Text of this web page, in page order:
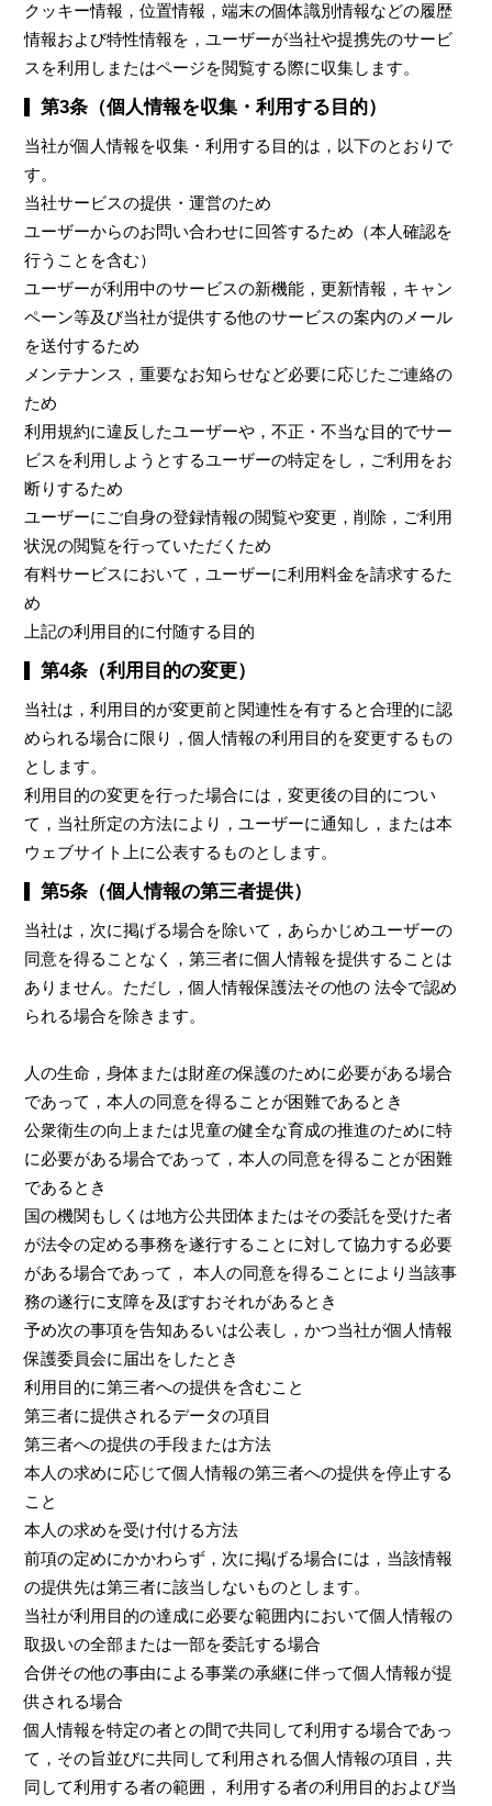
クッキー情報，位置情報，端末の個体識別情報などの履歴
情報および特性情報を，ユーザーが当社や提携先のサービ
スを利用しまたはページを閲覧する際に収集します。
第3条（個人情報を収集・利用する目的）
当社が個人情報を収集・利用する目的は，以下のとおりで
す。
当社サービスの提供・運営のため
ユーザーからのお問い合わせに回答するため（本人確認を
行うことを含む）
ユーザーが利用中のサービスの新機能，更新情報，キャン
ペーン等及び当社が提供する他のサービスの案内のメール
を送付するため
メンテナンス，重要なお知らせなど必要に応じたご連絡の
ため
利用規約に違反したユーザーや，不正・不当な目的でサー
ビスを利用しようとするユーザーの特定をし，ご利用をお
断りするため
ユーザーにご自身の登録情報の閲覧や変更，削除，ご利用
状況の閲覧を行っていただくため
有料サービスにおいて，ユーザーに利用料金を請求するた
め
上記の利用目的に付随する目的
第4条（利用目的の変更）
当社は，利用目的が変更前と関連性を有すると合理的に認
められる場合に限り，個人情報の利用目的を変更するもの
とします。
利用目的の変更を行った場合には，変更後の目的につい
て，当社所定の方法により，ユーザーに通知し，または本
ウェブサイト上に公表するものとします。
第5条（個人情報の第三者提供）
当社は，次に掲げる場合を除いて，あらかじめユーザーの
同意を得ることなく，第三者に個人情報を提供することは
ありません。ただし，個人情報保護法その他の 法令で認め
られる場合を除きます。
人の生命，身体または財産の保護のために必要がある場合
であって，本人の同意を得ることが困難であるとき
公衆衛生の向上または児童の健全な育成の推進のために特
に必要がある場合であって，本人の同意を得ることが困難
であるとき
国の機関もしくは地方公共団体またはその委託を受けた者
が法令の定める事務を遂行することに対して協力する必要
がある場合であって， 本人の同意を得ることにより当該事
務の遂行に支障を及ぼすおそれがあるとき
予め次の事項を告知あるいは公表し，かつ当社が個人情報
保護委員会に届出をしたとき
利用目的に第三者への提供を含むこと
第三者に提供されるデータの項目
第三者への提供の手段または方法
本人の求めに応じて個人情報の第三者への提供を停止する
こと
本人の求めを受け付ける方法
前項の定めにかかわらず，次に掲げる場合には，当該情報
の提供先は第三者に該当しないものとします。
当社が利用目的の達成に必要な範囲内において個人情報の
取扱いの全部または一部を委託する場合
合併その他の事由による事業の承継に伴って個人情報が提
供される場合
個人情報を特定の者との間で共同して利用する場合であっ
て，その旨並びに共同して利用される個人情報の項目，共
同して利用する者の範囲， 利用する者の利用目的および当